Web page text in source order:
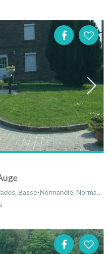
Normandie, Normandie, France